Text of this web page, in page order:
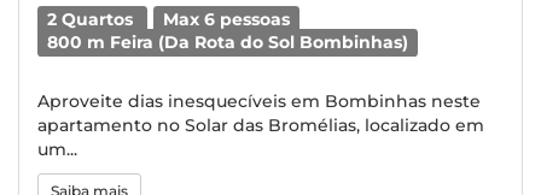
2 Quartos
Max 6 pessoas
800 m Feira (Da Rota do Sol Bombinhas)
Aproveite dias inesquecíveis em Bombinhas neste
apartamento no Solar das Bromélias, localizado em
um...
Saiba mais